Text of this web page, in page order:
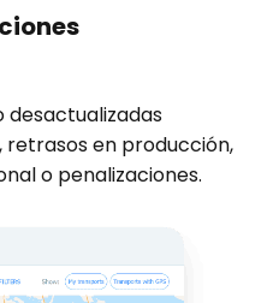
desactualizadas
en producción,
o penalizaciones.